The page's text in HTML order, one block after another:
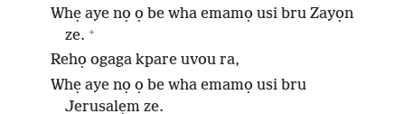
Whẹ aye nọ ọ be wha emamọ usi bru Zayọn
ze. +
Rehọ ogaga kpare uvou ra,
Whẹ aye nọ ọ be wha emamọ usi bru
Jerusalẹm ze.